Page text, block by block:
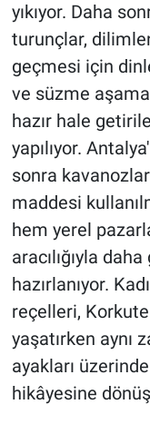
yıkıyor. Daha
turunçlar,
geçmesi için
ve süzme
hazır hale
yapılıyor.
sonra
maddesi
hem yerel
aracılığıyla
hazırlanıyor.
reçelleri,
yaşatırken aynı
ayakları
hikâyesine